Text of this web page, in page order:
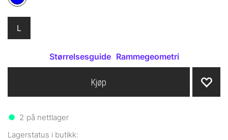
L
Størrelsesguide Rammegeometri
2 på nettlager
Kjøp